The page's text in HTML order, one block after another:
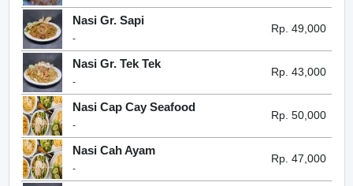
Nasi Gr. Sapi
-
Rp. 49,000
Nasi Gr. Tek Tek
-
Rp. 43,000
Nasi Cap Cay Seafood
-
Rp. 50,000
Nasi Cah Ayam
-
Rp. 47,000